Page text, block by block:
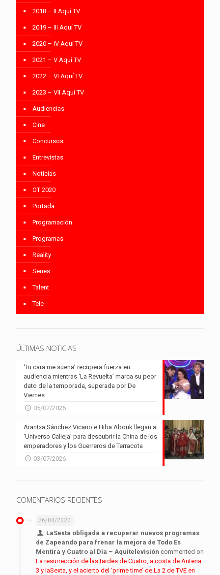
2018 – II Aquí TV
2019 – III Aquí TV
2020 – IV Aquí TV
2021 – V Aquí TV
2022 – VI Aquí TV
2023 – VII Aquí TV
Audiencias
Cine
Concursos
Entrevistas
Noticias
OT 2020
Portada
Programación
Programas
Reality
Series
Talent
Tele
ÚLTIMAS NOTICIAS
‘Tu cara me suena’ recupera fuerza en
audiencia mientras ‘La Revuelta’ marca su peor
dato de la temporada, superada por De
Viernes
05/07/2026
Arantxa Sánchez Vicario e Hiba Abouk llegan a
‘Universo Calleja’ para descubrir la China de los
emperadores y los Guerreros de Terracota
03/07/2026
COMENTARIOS RECIENTES
26/04/2020
LaSexta obligada a recuperar nuevos programas
de Zapeando para frenar la mejora de Todo Es
Mentira y Cuatro al Día – Aquitelevisión commented on
La resurrección de las tardes de Cuatro, a costa de Antena
3 y laSexta, y el acierto del ‘prime time’ de La 2 de TVE en